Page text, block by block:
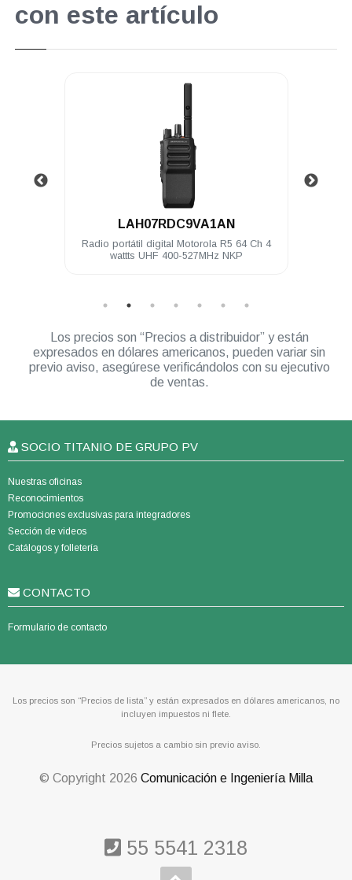
con este artículo
.
LAH07RDC9VA1AN
Radio portátil digital Motorola R5 64 Ch 4
wattts UHF 400-527MHz NKP
Los precios son “Precios a distribuidor” y están
expresados en dólares americanos, pueden variar sin
previo aviso, asegúrese verificándolos con su ejecutivo
de ventas.
SOCIO TITANIO DE GRUPO PV
Nuestras oficinas
Reconocimientos
Promociones exclusivas para integradores
Sección de videos
Catálogos y folletería
CONTACTO
Formulario de contacto
Los precios son “Precios de lista” y están expresados en dólares americanos, no
incluyen impuestos ni flete.
Precios sujetos a cambio sin previo aviso.
© Copyright 2026 Comunicación e Ingeniería Milla
55 5541 2318